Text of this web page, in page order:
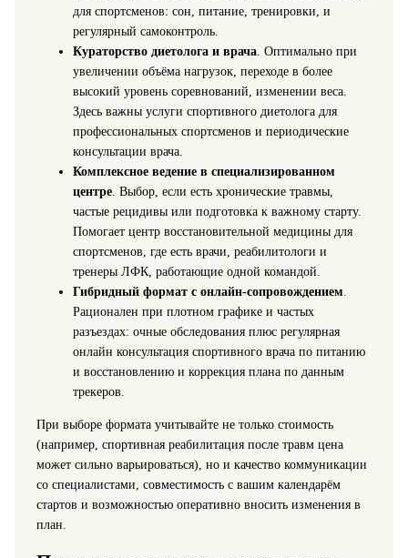
для спортсменов: сон, питание, тренировки, и
регулярный самоконтроль.
Кураторство диетолога и врача. Оптимально при
увеличении объёма нагрузок, переходе в более
высокий уровень соревнований, изменении веса.
Здесь важны услуги спортивного диетолога для
профессиональных спортсменов и периодические
консультации врача.
Комплексное ведение в специализированном
центре. Выбор, если есть хронические травмы,
частые рецидивы или подготовка к важному старту.
Помогает центр восстановительной медицины для
спортсменов, где есть врачи, реабилитологи и
тренеры ЛФК, работающие одной командой.
Гибридный формат с онлайн-сопровождением.
Рационален при плотном графике и частых
разъездах: очные обследования плюс регулярная
онлайн консультация спортивного врача по питанию
и восстановлению и коррекция плана по данным
трекеров.
При выборе формата учитывайте не только стоимость
(например, спортивная реабилитация после травм цена
может сильно варьироваться), но и качество коммуникации
со специалистами, совместимость с вашим календарём
стартов и возможностью оперативно вносить изменения в
план.